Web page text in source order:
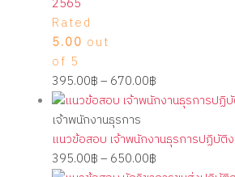
2565
Rated
5.00 out
of 5
395.00฿– 670.00฿
เจ้าพนักงานธุรการ
แนวข้อสอบ เจ้าพนักงานธุรการปฏิบัติ
395.00฿– 650.00฿